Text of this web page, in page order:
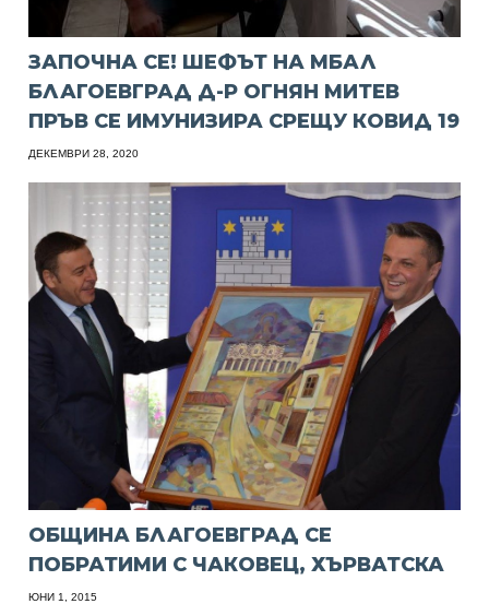
ЗАПОЧНА СЕ! ШЕФЪТ НА МБАЛ
БЛАГОЕВГРАД Д-Р ОГНЯН МИТЕВ
ПРЪВ СЕ ИМУНИЗИРА СРЕЩУ КОВИД 19
ДЕКЕМВРИ 28, 2020
ОБЩИНА БЛАГОЕВГРАД СЕ
ПОБРАТИМИ С ЧАКОВЕЦ, ХЪРВАТСКА
ЮНИ 1, 2015